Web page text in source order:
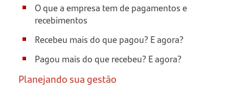
O que a empresa tem de pagamentos e
recebimentos
Recebeu mais do que pagou? E agora?
Pagou mais do que recebeu? E agora?
Planejando sua gestão